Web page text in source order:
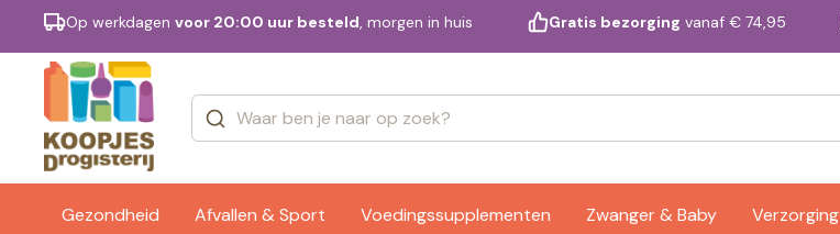
Op werkdagen voor 20:00 uur besteld, morgen in huis Gratis bezorging vanaf € 74,95
Gezondheid Afvallen & Sport Voedingssupplementen Zwanger & Baby Verzorging
Merken